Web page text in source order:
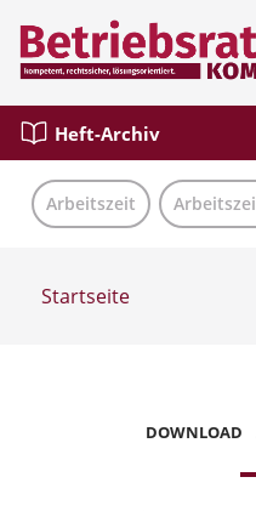
Heft-Archiv
Arbeitszeit
Startseite
DOWNLOAD